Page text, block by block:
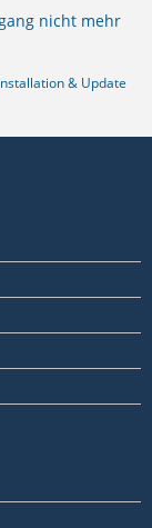
nicht mehr
& Update